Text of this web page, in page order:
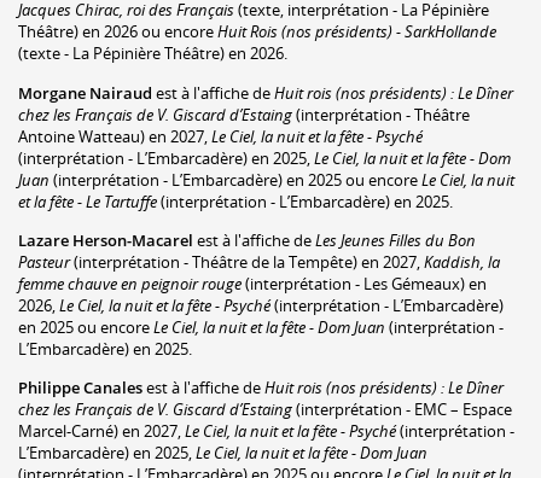
Jacques Chirac, roi des Français(texte, interprétation - La Pépinière
Théâtre) en 2026 ou encoreHuit Rois (nos présidents) - SarkHollande
(texte - La Pépinière Théâtre) en 2026.
Morgane Nairaud est à l'affiche deHuit rois (nos présidents) : Le Dîner
chez les Français de V. Giscard d’Estaing(interprétation - Théâtre
Antoine Watteau) en 2027,Le Ciel, la nuit et la fête - Psyché
(interprétation - L’Embarcadère) en 2025,Le Ciel, la nuit et la fête - Dom
Juan (interprétation - L’Embarcadère) en 2025 ou encoreLe Ciel, la nuit
et la fête - Le Tartuffe(interprétation - L’Embarcadère) en 2025.
Lazare Herson-Macarel est à l'affiche deLes Jeunes Filles du Bon
Pasteur(interprétation - Théâtre de la Tempête) en 2027,Kaddish, la
femme chauve en peignoir rouge(interprétation - Les Gémeaux) en
2026,Le Ciel, la nuit et la fête - Psyché(interprétation - L’Embarcadère)
en 2025 ou encoreLe Ciel, la nuit et la fête - Dom Juan (interprétation -
L’Embarcadère) en 2025.
Philippe Canalesest à l'affiche deHuit rois (nos présidents) : Le Dîner
chez les Français de V. Giscard d’Estaing(interprétation - EMC – Espace
Marcel-Carné) en 2027,Le Ciel, la nuit et la fête - Psyché(interprétation -
L’Embarcadère) en 2025,Le Ciel, la nuit et la fête - Dom Juan